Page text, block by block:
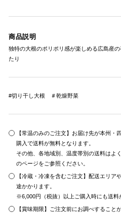
商品説明
独特の大根のポリポリ感が楽しめる広島産
たり
#切り干し大根 ＃乾燥野菜
【常温のみのご注文】お届け先が本州・
購入で送料が無料となります。
その他、各地域別、温度帯別の送料はよ
のページをご参照ください。
【冷蔵・冷凍を含むご注文】配送エリア
途かかります。
※6,000円（税抜）以上ご購入時にも送料
【賞味期限】ご注文前にお調べすること